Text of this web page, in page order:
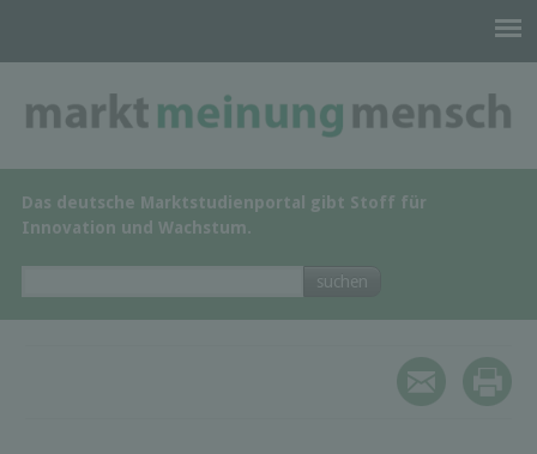
Das deutsche Marktstudienportal gibt Stoff für
Innovation und Wachstum.